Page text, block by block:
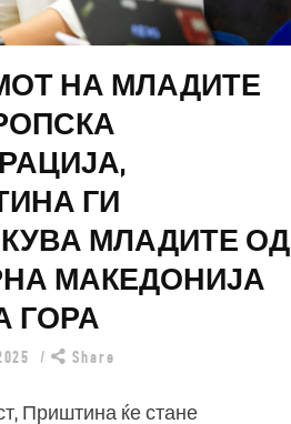
НА МЛАДИТЕ
ГИ
МЛАДИТЕ ОД
МАКЕДОНИЈА
ГОРА
Share
Приштина ќе стане